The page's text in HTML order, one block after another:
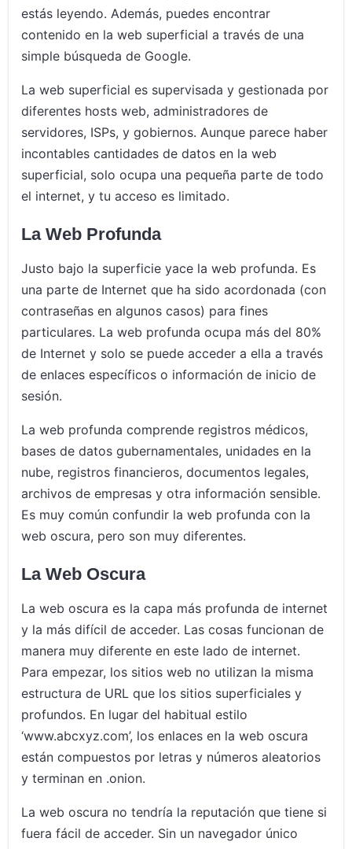
estás leyendo. Además, puedes encontrar
contenido en la web superficial a través de una
simple búsqueda de Google.
La web superficial es supervisada y gestionada por
diferentes hosts web, administradores de
servidores, ISPs, y gobiernos. Aunque parece haber
incontables cantidades de datos en la web
superficial, solo ocupa una pequeña parte de todo
el internet, y tu acceso es limitado.
La Web Profunda
Justo bajo la superficie yace la web profunda. Es
una parte de Internet que ha sido acordonada (con
contraseñas en algunos casos) para fines
particulares. La web profunda ocupa más del 80%
de Internet y solo se puede acceder a ella a través
de enlaces específicos o información de inicio de
sesión.
La web profunda comprende registros médicos,
bases de datos gubernamentales, unidades en la
nube, registros financieros, documentos legales,
archivos de empresas y otra información sensible.
Es muy común confundir la web profunda con la
web oscura, pero son muy diferentes.
La Web Oscura
La web oscura es la capa más profunda de internet
y la más difícil de acceder. Las cosas funcionan de
manera muy diferente en este lado de internet.
Para empezar, los sitios web no utilizan la misma
estructura de URL que los sitios superficiales y
profundos. En lugar del habitual estilo
‘www.abcxyz.com’, los enlaces en la web oscura
están compuestos por letras y números aleatorios
y terminan en .onion.
La web oscura no tendría la reputación que tiene si
fuera fácil de acceder. Sin un navegador único